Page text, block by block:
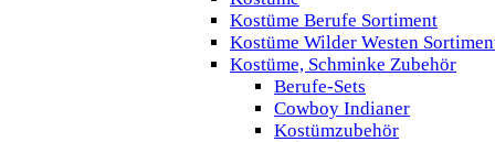
Kostüme Berufe Sortiment
Kostüme Wilder Westen
Kostüme, Schminke Zubehör
Berufe-Sets
Cowboy Indianer
Kostümzubehör